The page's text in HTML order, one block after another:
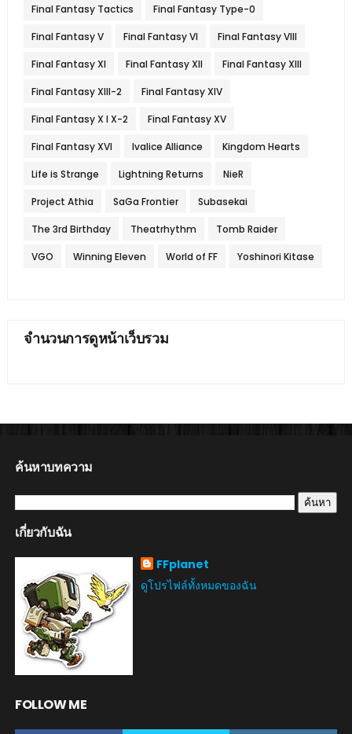
Final Fantasy Tactics Final Fantasy Type-0
Final Fantasy V Final Fantasy VI Final Fantasy VIII
Final Fantasy XI Final Fantasy XII Final Fantasy XIII
Final Fantasy XIII-2 Final Fantasy XIV
Final Fantasy X l X-2 Final Fantasy XV
Final Fantasy XVI Ivalice Alliance Kingdom Hearts
Life is Strange Lightning Returns NieR
Project Athia SaGa Frontier Subasekai
The 3rd Birthday Theatrhythm Tomb Raider
VGO Winning Eleven World of FF Yoshinori Kitase
จำนวนการดูหน้าเว็บรวม
ค้นหาบทความ
เกี่ยวกับฉัน
FFplanet
ดูโปรไฟล์ทั้งหมดของฉัน
FOLLOW ME